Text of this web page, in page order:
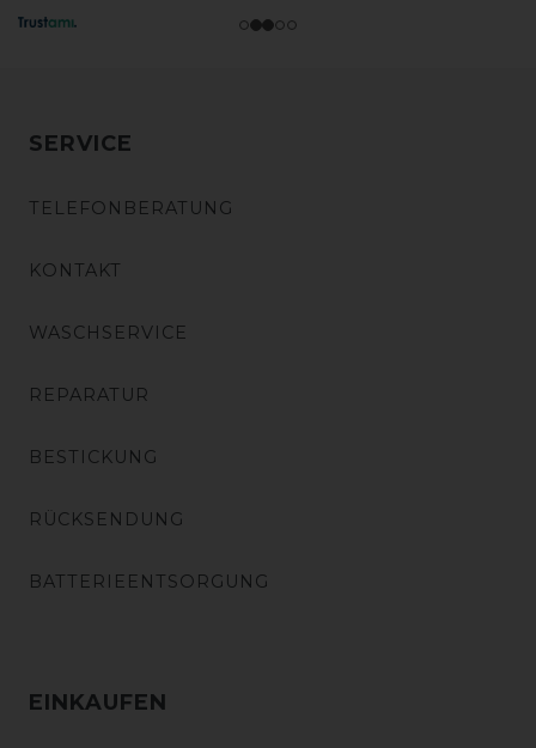
SERVICE
TELEFONBERATUNG
KONTAKT
WASCHSERVICE
REPARATUR
BESTICKUNG
RÜCKSENDUNG
BATTERIEENTSORGUNG
EINKAUFEN